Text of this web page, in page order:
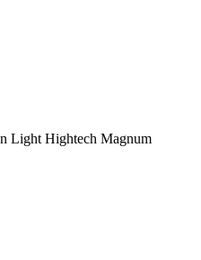
Light Hightech Magnum